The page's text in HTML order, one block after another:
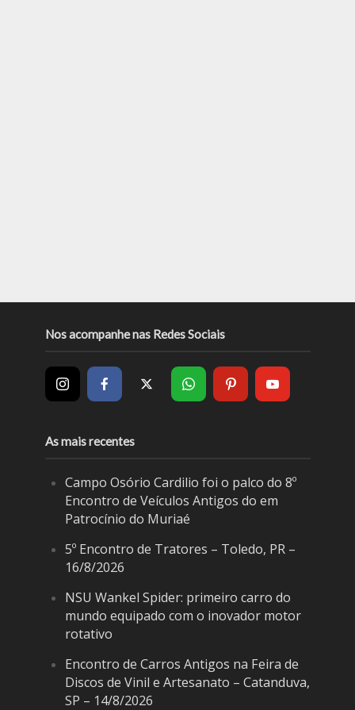
Nos acompanhe nas Redes Sociais
As mais recentes
Campo Osório Cardilio foi o palco do 8º
Encontro de Veículos Antigos do em
Patrocínio do Muriaé
5º Encontro de Tratores – Toledo, PR –
16/8/2026
NSU Wankel Spider: primeiro carro do
mundo equipado com o inovador motor
rotativo
Encontro de Carros Antigos na Feira de
Discos de Vinil e Artesanato – Catanduva,
SP – 14/8/2026